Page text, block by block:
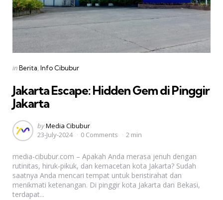
Categories
Posted
inBerita Info Cibubur
Jakarta Escape: Hidden Gem di Pinggir
Jakarta
Posted
by
byMedia Cibubur
23-July-2024
0 Comments 2 min
media-cibubur.com – Apakah Anda merasa jenuh dengan
rutinitas, hiruk-pikuk, dan kemacetan kota Jakarta? Sudah
saatnya Anda mencari tempat untuk beristirahat dan
menikmati ketenangan. Di pinggir kota Jakarta dan Bekasi,
terdapat...